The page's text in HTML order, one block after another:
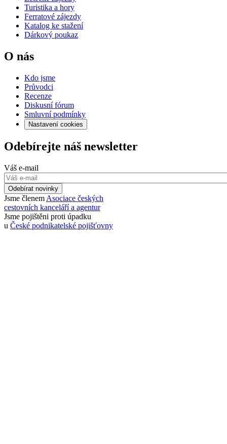
Turistika a hory
Ferratové zájezdy
Katalog ke stažení
Dárkový poukaz
O nás
Kdo jsme
Průvodci
Recenze
Diskusní fórum
Smluvní podmínky
Nastavení cookies
Odebírejte náš newsletter
Váš e-mail
Odebírat novinky
Jsme členem Asociace českých
cestovních kanceláří a agentur
Jsme pojištěni proti úpadku
u České podnikatelské pojišťovny